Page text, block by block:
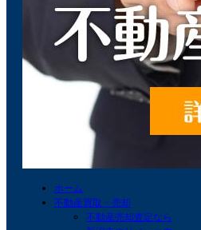
ホーム
不動産買取・売却
不動産売却査定なら